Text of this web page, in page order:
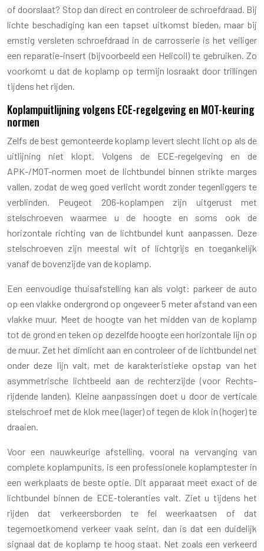
of doorslaat? Stop dan direct en controleer de schroefdraad. Bij
lichte beschadiging kan een tapset uitkomst bieden, maar bij
ernstig versleten schroefdraad in de carrosserie is het veiliger
een reparatie-insert (bijvoorbeeld een Helicoil) te gebruiken. Zo
voorkomt u dat de koplamp op termijn losraakt door trillingen
tijdens het rijden.
Koplampuitlijning volgens ECE-regelgeving en MOT-keuring
normen
Zelfs de best gemonteerde koplamp levert slecht licht op als de
uitlijning niet klopt. Volgens de ECE-regelgeving en de
APK-/MOT-normen moet de lichtbundel binnen strikte marges
vallen, zodat de weg goed verlicht wordt zonder tegenliggers te
verblinden. Peugeot 206-koplampen zijn uitgerust met
stelschroeven waarmee u de hoogte en soms ook de
horizontale richting van de lichtbundel kunt aanpassen. Deze
stelschroeven zijn meestal wit of lichtgrijs en toegankelijk
vanaf de bovenzijde van de koplamp.
Een eenvoudige thuisafstelling kan als volgt: parkeer de auto
op een vlakke ondergrond op ongeveer 5 meter afstand van een
vlakke muur. Meet de hoogte van het midden van de koplamp
tot de grond en teken op dezelfde hoogte een horizontale lijn op
de muur. Zet het dimlicht aan en controleer of de lichtbundel net
onder deze lijn valt, met de karakteristieke opstap van het
asymmetrische lichtbeeld aan de rechterzijde (voor Rechts-
rijdende landen). Kleine aanpassingen doet u door de verticale
stelschroef met de klok mee (lager) of tegen de klok in (hoger) te
draaien.
Voor een nauwkeurige afstelling, vooral na vervanging van
complete koplampunits, is een professionele koplamptester in
een werkplaats de beste optie. Dit apparaat meet exact of de
lichtbundel binnen de ECE-toleranties valt. Ziet u tijdens het
rijden dat verkeersborden te fel weerkaatsen of dat
tegemoetkomend verkeer vaak seint, dan is dat een duidelijk
signaal dat de koplamp te hoog staat. Net zoals een verkeerd